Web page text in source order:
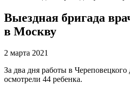
Выездная бригада
в Москву
2 марта 2021
За два дня работы в
осмотрели 44 ребенка.